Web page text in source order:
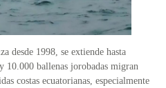
desde 1998, se extiende hasta
10.000 ballenas jorobadas migran
costas ecuatorianas, especialmente